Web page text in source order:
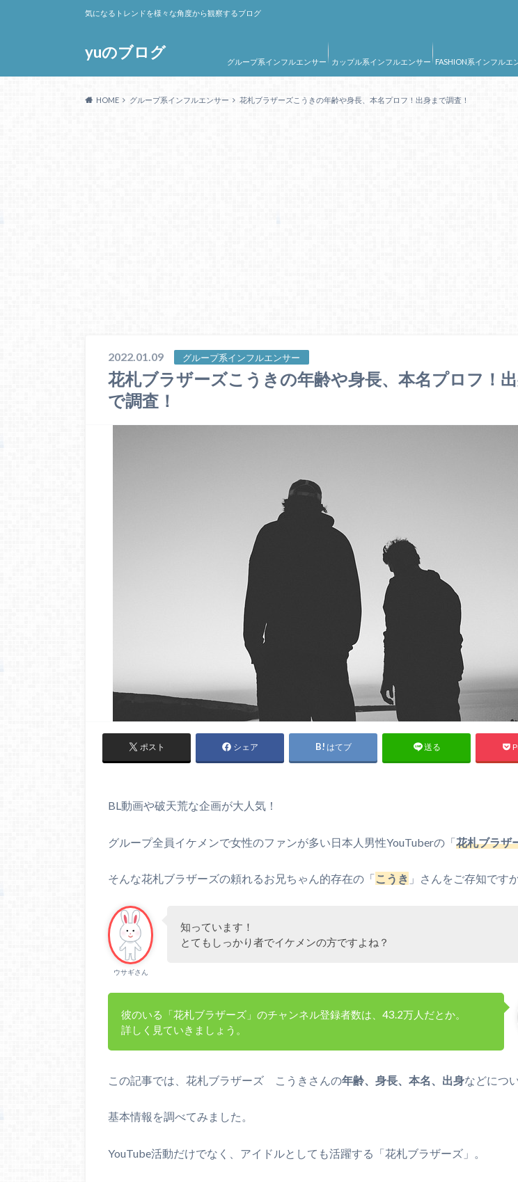
yuのブログ
気になるトレンドを様々な角度から観察するブログ
グループ系インフルエンサー カップル系インフルエンサー FASHION系インフルエ
HOME グループ系インフルエンサー 花札ブラザーズこうきの年齢や身長、本名プロフ！出身まで調査！
2022.01.09 グループ系インフルエンサー
花札ブラザーズこうきの年齢や身長、本名プロフ！出
で調査！
ポスト シェア はてブ 送る
BL動画や破天荒な企画が大人気！
グループ全員イケメンで女性のファンが多い日本人男性YouTuberの「花札ブラザ
そんな花札ブラザーズの頼れるお兄ちゃん的存在の「こうき 」さんをご存知です
ウサギさん
知っています！
とてもしっかり者でイケメンの方ですよね？
彼のいる「花札ブラザーズ」のチャンネル登録者数は、43.2万人だとか。
詳しく見ていきましょう。
この記事では、花札ブラザーズ こうきさんの年齢、身長、本名、出身などにつ
基本情報を調べてみました。
YouTube活動だけでなく、アイドルとしても活躍する「花札ブラザーズ」。